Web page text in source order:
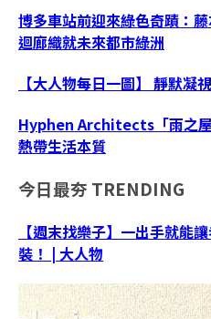
博多車站前迎來綠色奇蹟：
迴廊織就未來都市綠洲
【大人物每日一圖】 靜默凝
Hyphen Architects「雨之
熱帶生活本質
今日最夯 TRENDING
【週末找樂子】一出手就能
裝！ | 大人物